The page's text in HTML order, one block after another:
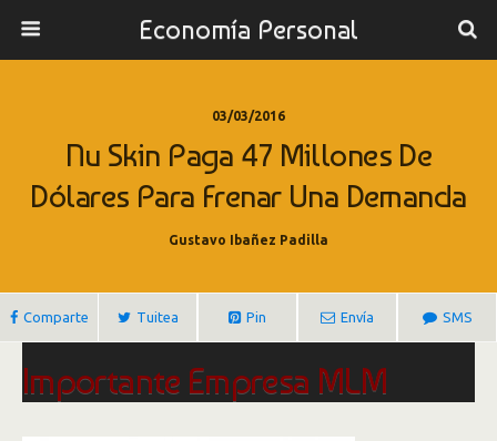
Economía Personal
03/03/2016
Nu Skin Paga 47 Millones De
Dólares Para Frenar Una Demanda
Gustavo Ibañez Padilla
Comparte Tuitea Pin Envía SMS
Importante Empresa MLM
Acuerda Pagar 47 Millones de